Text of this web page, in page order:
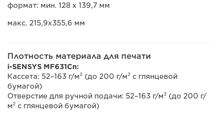
формат: мин. 128 х 139,7 мм
макс. 215,9х355,6 мм
Плотность материала для печати
i-SENSYS MF631Cn:
Кассета: 52–163 г/м² (до 200 г/м² с глянцевой
бумагой)
Отверстие для ручной подачи: 52–163 г/м² (до 200 г/
м² с глянцевой бумагой)